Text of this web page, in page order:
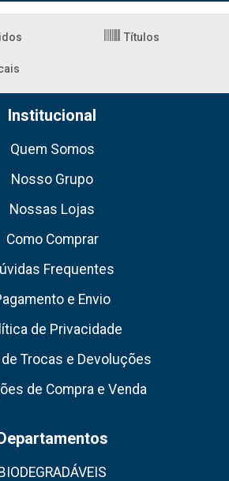
Títulos
Institucional
Quem Somos
Nosso Grupo
Nossas Lojas
Como Comprar
Frequentes
e Envio
de Privacidade
Trocas e Devoluções
de Compra e Venda
BIODEGRADÁVEIS